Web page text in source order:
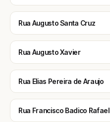
Rua Augusto Santa Cruz
Rua Augusto Xavier
Rua Elias Pereira de Araujo
Rua Francisco Badico Rafael